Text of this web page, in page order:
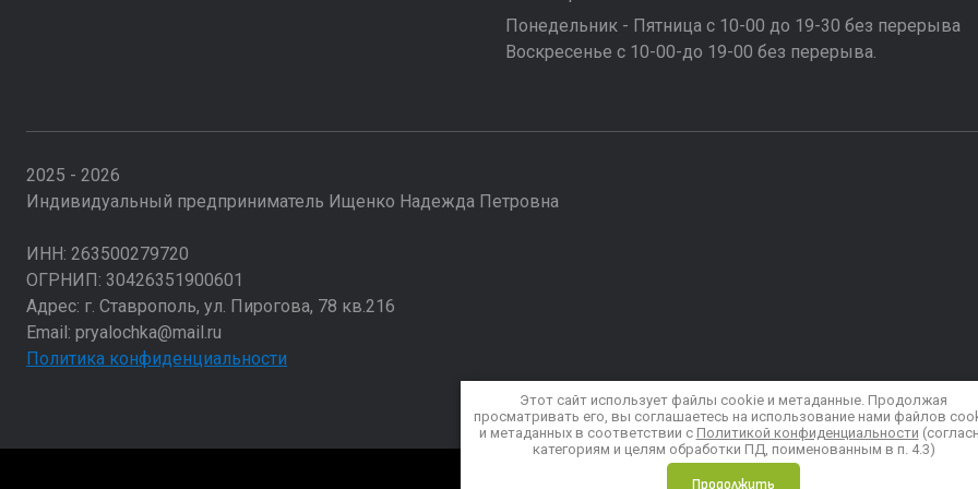
Понедельник - Пятница с 10-00 до 19-30 без перерыва
Воскресенье с 10-00-до 19-00 без перерыва.
2025 - 2026
Индивидуальный предприниматель Ищенко Надежда Петровна
ИНН: 263500279720
ОГРНИП: 30426351900601
Адрес: г. Ставрополь, ул. Пирогова, 78 кв.216
Email: pryalochka@mail.ru
Политика конфиденциальности
Этот сайт использует файлы cookie и метаданные. Продолжая
просматривать его, вы соглашаетесь на использование нами файлов
и метаданных в соответствии с Политикой конфиденциальности
категориям и целям обработки ПД, поименованным в п. 4.3)
Продолжить